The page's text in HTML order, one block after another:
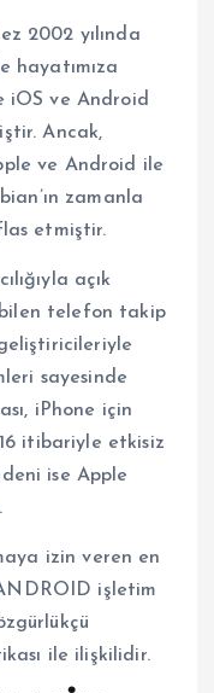
2002 yılında
hayatımıza
iOS ve Android
Ancak,
ve Android ile
zamanla
etmiştir.
açık
telefon takip
sayesinde
iPhone için
itibariyle etkisiz
ise Apple
izin veren en
işletim
ile ilişkilidir.